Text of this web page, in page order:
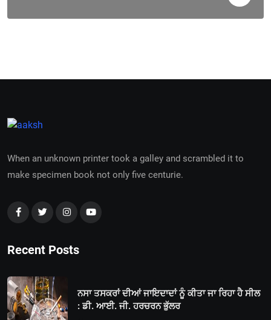
When an unknown printer took a galley and scrambled it to
make specimen book not only five centurie.
Recent Posts
ਨਸਾ ਤਸਕਰਾਂ ਦੀਆਂ ਜਾਇਦਾਦਾਂ ਨੂੰ ਕੀਤਾ ਜਾ ਰਿਹਾ ਹੈ ਸੀਲ
: ਡੀ. ਆਈ. ਜੀ. ਹਰਚਰਨ ਭੁੱਲਰ